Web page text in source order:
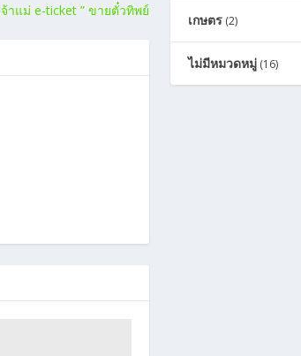
าแม่ e-ticket ” ขายตั๋วทิพย์
เกษตร (2)
ไม่มีหมวดหมู่ (16)